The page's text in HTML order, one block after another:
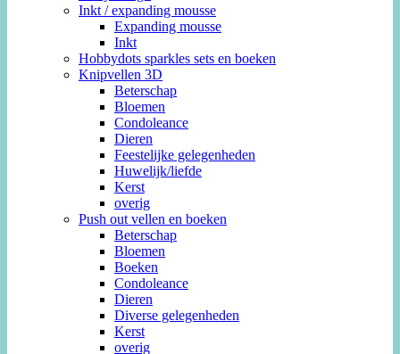
Inkt / expanding mousse
Expanding mousse
Inkt
Hobbydots sparkles sets en boeken
Knipvellen 3D
Beterschap
Bloemen
Condoleance
Dieren
Feestelijke gelegenheden
Huwelijk/liefde
Kerst
overig
Push out vellen en boeken
Beterschap
Bloemen
Boeken
Condoleance
Dieren
Diverse gelegenheden
Kerst
overig